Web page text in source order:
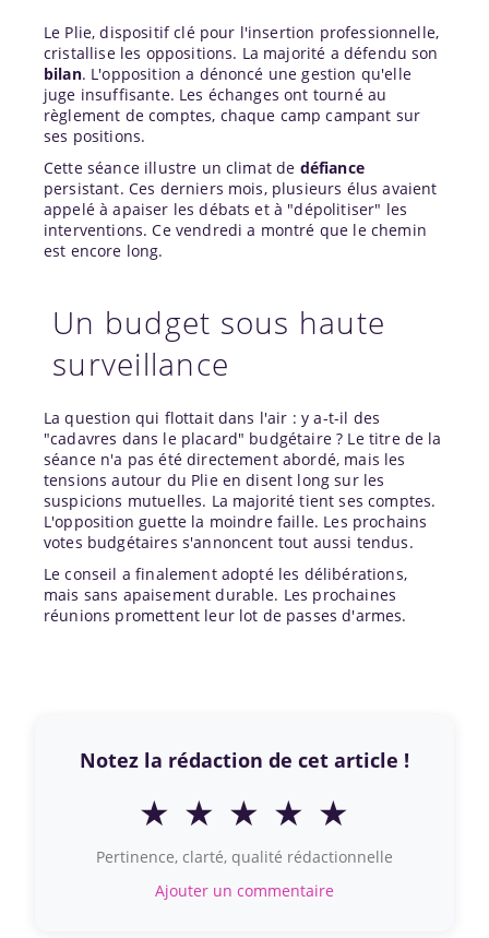
Le Plie, dispositif clé pour l'insertion professionnelle,
cristallise les oppositions. La majorité a défendu son
bilan. L'opposition a dénoncé une gestion qu'elle
juge insuffisante. Les échanges ont tourné au
règlement de comptes, chaque camp campant sur
ses positions.
Cette séance illustre un climat de défiance
persistant. Ces derniers mois, plusieurs élus avaient
appelé à apaiser les débats et à "dépolitiser" les
interventions. Ce vendredi a montré que le chemin
est encore long.
Un budget sous haute
surveillance
La question qui flottait dans l'air : y a-t-il des
"cadavres dans le placard" budgétaire ? Le titre de la
séance n'a pas été directement abordé, mais les
tensions autour du Plie en disent long sur les
suspicions mutuelles. La majorité tient ses comptes.
L'opposition guette la moindre faille. Les prochains
votes budgétaires s'annoncent tout aussi tendus.
Le conseil a finalement adopté les délibérations,
mais sans apaisement durable. Les prochaines
réunions promettent leur lot de passes d'armes.
Notez la rédaction de cet article !
★ ★ ★ ★ ★
Pertinence, clarté, qualité rédactionnelle
Ajouter un commentaire